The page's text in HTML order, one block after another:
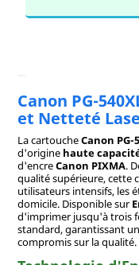
Canon PG-
et Netteté
La cartoucheCanon PG-
d'origine haute
d'encreCanon PIXMA.
qualité supérieure, cette
utilisateurs intensifs, les
domicile. Disponible sur
d'imprimer jusqu'à trois
standard, garantissant
compromis sur la qualité.